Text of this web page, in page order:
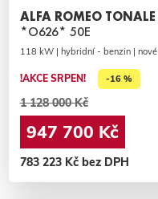
ALFA ROMEO TONALE
*O626* 50E
118 kW | hybridní - benzin | nové
!AKCE SRPEN! -16 %
1 128 000 Kč
947 700 Kč
783 223 Kč bez DPH